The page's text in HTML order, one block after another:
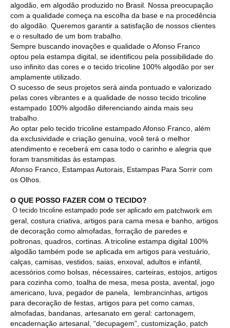
algodão, em algodão produzido no Brasil. Nossa preocupação
com a qualidade começa na escolha da base e na procedência
do algodão. Queremos garantir a satisfação de nossos clientes
e o resultado de um bom trabalho.
Sempre buscando inovações e qualidade o Afonso Franco
optou pela estampa digital, se identificou pela possibilidade do
uso infinito das cores e o tecido tricoline 100% algodão por ser
amplamente utilizado.
O sucesso de seus projetos será ainda pontuado e valorizado
pelas cores vibrantes e a qualidade de nosso tecido tricoline
estampado 100% algodão diferenciando ainda mais seu
trabalho.
Ao optar pelo tecido tricoline estampado Afonso Franco, além
da exclusividade e criação genuína, você terá o melhor
atendimento e receberá em casa todo o carinho e alegria que
foram transmitidas às estampas.
Afonso Franco, Estampas Autorais, Estampas Para Sorrir com
os Olhos.
O QUE POSSO FAZER COM O TECIDO?
O tecido tricoline estampado pode ser aplicado em patchwork em
geral, costura criativa, artigos para cama mesa e banho, artigos
de decoração como almofadas, forração de paredes e
poltronas, quadros, cortinas. A tricoline estampa digital 100%
algodão também pode se aplicada em artigos para vestuário,
calças, camisas, vestidos, saias, enxoval, adultos e infantil,
acessórios como bolsas, nécessaires, carteiras, estojos, artigos
para cozinha como, toalha de mesa, mesa posta, avental, jogo
americano, luva, pegador de panela, lembrancinhas, artigos
para decoração de festas, artigos para pet como camas,
almofadas, bandanas, artesanato em geral: cartonagem,
encadernação artesanal, “decupagem”, customização, patch